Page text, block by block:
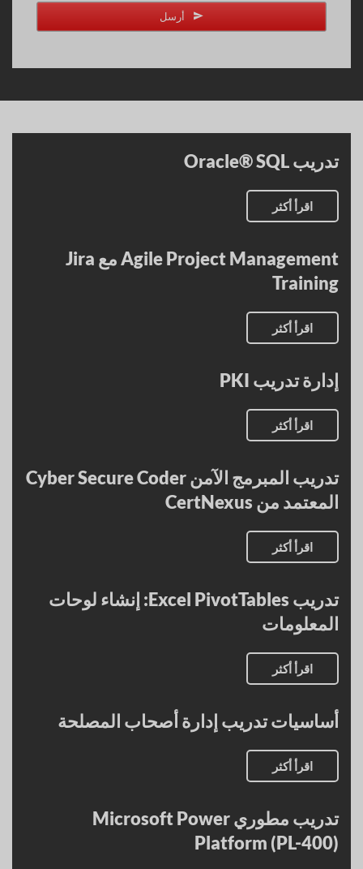
أرسل
تدريب Oracle® SQL
اقرأ أكثر
Agile Project Management مع Jira
Training
اقرأ أكثر
إدارة تدريب PKI
اقرأ أكثر
تدريب المبرمج الآمن Cyber Secure Coder
المعتمد من CertNexus
اقرأ أكثر
تدريب Excel PivotTables: إنشاء لوحات
المعلومات
اقرأ أكثر
أساسيات تدريب إدارة أصحاب المصلحة
اقرأ أكثر
تدريب مطوري Microsoft Power
Platform (PL-400)